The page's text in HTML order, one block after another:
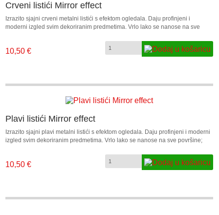
Crveni listići Mirror effect
Izrazito sjajni crveni metalni listići s efektom ogledala. Daju profinjeni i
moderni izgled svim dekoriranim predmetima. Vrlo lako se nanose na sve
nanesite sloj tekućeg ljepila ili ljepila u pasti, pričekajte da se ljepilo malo
osuši cca. sat vremena te nakon toga stavite sjajnu obojenu stranu listića
10,50 €
Plavi listići Mirror effect
Izrazito sjajni plavi metalni listići s efektom ogledala. Daju profinjeni i moderni
izgled svim dekoriranim predmetima. Vrlo lako se nanose na sve površine;
tekućeg ljepila ili ljepila u pasti, pričekajte da se ljepilo malo osuši cca. sat
vremena te nakon toga stavite sjajnu obojenu stranu listića preko ljepila, malo
10,50 €